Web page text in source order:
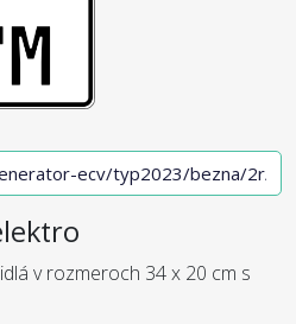
v rozmeroch 34 x 20 cm s